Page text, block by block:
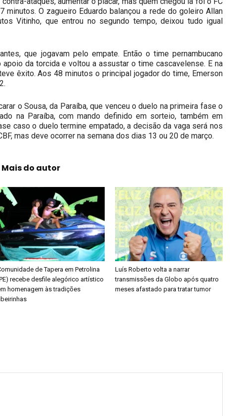
minutos. O zagueiro Eduardo balançou a rede do goleiro Allan
Vitinho, que entrou no segundo tempo, deixou tudo igual
que jogavam pelo empate. Então o time pernambucano
da torcida e voltou a assustar o time cascavelense. E na
êxito. Aos 48 minutos o principal jogador do time, Emerson
o Sousa, da Paraíba, que venceu o duelo na primeira fase o
na Paraíba, com mando definido em sorteio, também em
caso o duelo termine empatado, a decisão da vaga será nos
mas deve ocorrer na semana dos dias 13 ou 20 de março.
Mais do autor
de Tapera em Petrolina
recebe desfile alegórico artístico
homenagem às tradições
Luís Roberto volta a narrar
transmissões da Globo após quatro
meses afastado para tratar tumor